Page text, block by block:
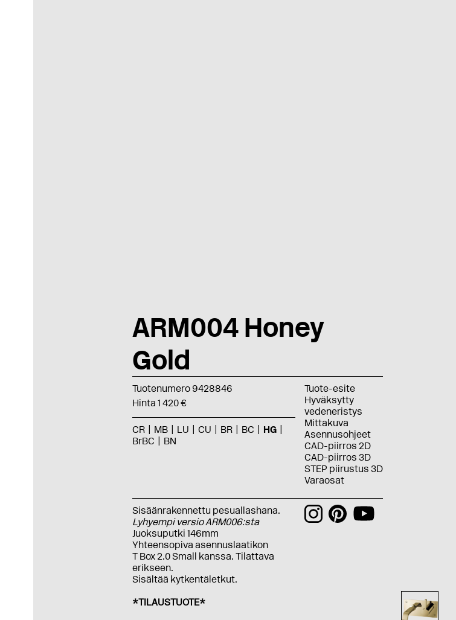
ARM004 Honey
Gold
Tuotenumero 9428846
Hinta 1 420 €
CR MB LU CU BR BC
HG
BrBC
BN
Tuote-esite
Hyväksytty
vedeneristys
Mittakuva
Asennusohjeet
CAD-piirros 2D
CAD-piirros 3D
STEP piirustus 3D
Varaosat
Sisäänrakennettu pesuallashana.
Lyhyempi versio ARM006:sta
Juoksuputki 146mm
Yhteensopiva asennuslaatikon
T Box 2.0 Small kanssa. Tilattava
erikseen.
Sisältää kytkentäletkut.
*TILAUSTUOTE*